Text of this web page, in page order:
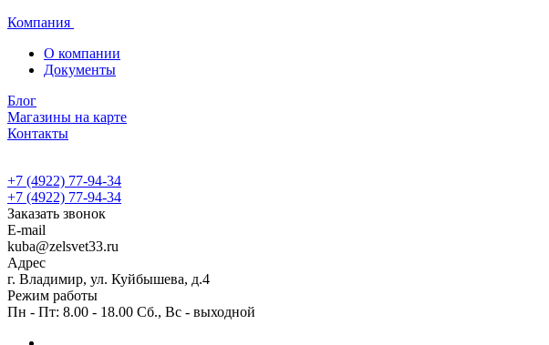
Компания
О компании
Документы
Блог
Магазины на карте
Контакты
+7 (4922) 77-94-34
+7 (4922) 77-94-34
Заказать звонок
E-mail
kuba@zelsvet33.ru
Адрес
г. Владимир, ул. Куйбышева, д.4
Режим работы
Пн - Пт: 8.00 - 18.00 Сб., Вс - выходной